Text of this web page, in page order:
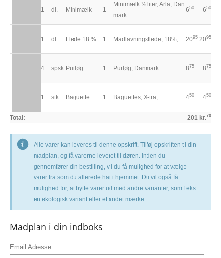
1 dl. Minimælk 1
Minimælk ½ liter, Arla, Dan
mark.
650 650
1 dl. Fløde 18 % 1 Madlavningsfløde, 18%, 2095 2095
4 spsk. Purløg 1 Purløg, Danmark 875 875
1 stk. Baguette 1 Baguettes, X-tra, 450 450
Total: 201 kr.70
Alle varer kan leveres til denne opskrift. Tilføj opskriften til din
madplan, og få varerne leveret til døren. Inden du
gennemfører din bestilling, vil du få mulighed for at vælge
varer fra som du allerede har i hjemmet. Du vil også få
mulighed for, at bytte varer ud med andre varianter, som f.eks.
en økologisk variant eller et andet mærke.
Madplan i din indboks
Email Adresse